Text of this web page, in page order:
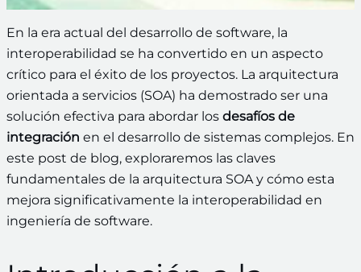
En la era actual del desarrollo de software, la
interoperabilidad se ha convertido en un aspecto
crítico para el éxito de los proyectos. La arquitectura
orientada a servicios (SOA) ha demostrado ser una
solución efectiva para abordar los desafíos de
integración en el desarrollo de sistemas complejos. En
este post de blog, exploraremos las claves
fundamentales de la arquitectura SOA y cómo esta
mejora significativamente la interoperabilidad en
ingeniería de software.